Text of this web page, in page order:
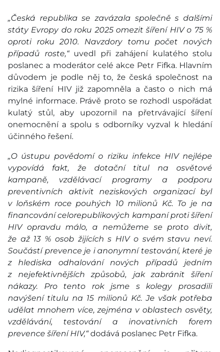
„Česká republika se zavázala společně s dalšími
státy Evropy do roku 2025 omezit šíření HIV o 75 %
oproti roku 2010. Navzdory tomu počet nových
případů roste,“uvedl při zahájení kulatého stolu
poslanec a moderátor celé akce Petr Fifka. Hlavním
důvodem je podle něj to, že česká společnost na
rizika šíření HIV již zapomněla a často o nich má
mylné informace. Právě proto se rozhodl uspořádat
kulatý stůl, aby upozornil na přetrvávající šíření
onemocnění a spolu s odborníky vyzval k hledání
účinného řešení.
„O ústupu povědomí o riziku infekce HIV nejlépe
vypovídá fakt, že dotační titul na osvětové
kampaně, vzdělávací programy a podporu
preventivních aktivit neziskových organizací byl
v loňském roce pouhých 10 milionů Kč. To je na
financování celorepublikových kampaní proti šíření
HIV opravdu málo, a nemůžeme se proto divit,
že až 13 % osob žijících s HIV o svém stavu neví.
Součástí prevence je i anonymní testování, které je
z hlediska odhalování nových případů jedním
z nejefektivnějších způsobů, jak zabránit šíření
nákazy. Pro tento rok jsme s kolegy prosadili
navýšení titulu na 15 milionů Kč. Je však potřeba
udělat mnohem více, zejména v oblastech osvěty,
vzdělávání, testování a inovativních forem
prevence šíření HIV,“dodává poslanec Petr Fifka.